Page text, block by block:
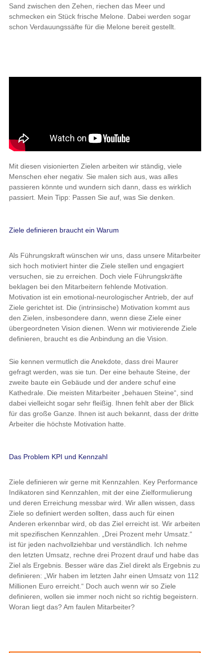
Sand zwischen den Zehen, riechen das Meer und
schmecken ein Stück frische Melone. Dabei werden sogar
schon Verdauungssäfte für die Melone bereit gestellt.
Mit diesen visionierten Zielen arbeiten wir ständig, viele
Menschen eher negativ. Sie malen sich aus, was alles
passieren könnte und wundern sich dann, dass es wirklich
passiert. Mein Tipp: Passen Sie auf, was Sie denken.
Ziele definieren braucht ein Warum
Als Führungskraft wünschen wir uns, dass unsere Mitarbeiter
sich hoch motiviert hinter die Ziele stellen und engagiert
versuchen, sie zu erreichen. Doch viele Führungskräfte
beklagen bei den Mitarbeitern fehlende Motivation.
Motivation ist ein emotional-neurologischer Antrieb, der auf
Ziele gerichtet ist. Die (intrinsische) Motivation kommt aus
den Zielen, insbesondere dann, wenn diese Ziele einer
übergeordneten Vision dienen. Wenn wir motivierende Ziele
definieren, braucht es die Anbindung an die Vision.
Sie kennen vermutlich die Anekdote, dass drei Maurer
gefragt werden, was sie tun. Der eine behaute Steine, der
zweite baute ein Gebäude und der andere schuf eine
Kathedrale. Die meisten Mitarbeiter „behauen Steine“, sind
dabei vielleicht sogar sehr fleißig. Ihnen fehlt aber der Blick
für das große Ganze. Ihnen ist auch bekannt, dass der dritte
Arbeiter die höchste Motivation hatte.
Das Problem KPI und Kennzahl
Ziele definieren wir gerne mit Kennzahlen. Key Performance
Indikatoren sind Kennzahlen, mit der eine Zielformulierung
und deren Erreichung messbar wird. Wir allen wissen, dass
Ziele so definiert werden sollten, dass auch für einen
Anderen erkennbar wird, ob das Ziel erreicht ist. Wir arbeiten
mit spezifischen Kennzahlen. „Drei Prozent mehr Umsatz.“
ist für jeden nachvollziehbar und verständlich. Ich nehme
den letzten Umsatz, rechne drei Prozent drauf und habe das
Ziel als Ergebnis. Besser wäre das Ziel direkt als Ergebnis zu
definieren: „Wir haben im letzten Jahr einen Umsatz von 112
Millionen Euro erreicht.“ Doch auch wenn wir so Ziele
definieren, wollen sie immer noch nicht so richtig begeistern.
Woran liegt das? Am faulen Mitarbeiter?